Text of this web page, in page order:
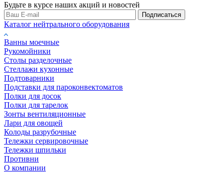
Будьте в курсе наших акций и новостей
Подписаться
Каталог нейтрального оборудования
Ванны моечные
Рукомойники
Столы разделочные
Стеллажи кухонные
Подтоварники
Подставки для пароконвектоматов
Полки для досок
Полки для тарелок
Зонты вентиляционные
Лари для овощей
Колоды разрубочные
Тележки сервировочные
Тележки шпильки
Противни
О компании